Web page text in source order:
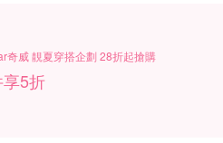
奇威 靚夏穿搭企劃 28折起搶購
5折